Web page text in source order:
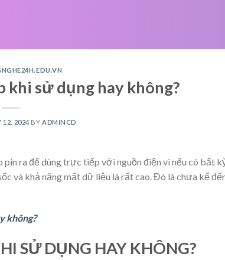
khi sử dụng hay không?
12, 2024 BY ADMINCD
ra để dùng trực tiếp với nguồn điện vì nếu có bất
và khả năng mất dữ liệu là rất cao. Đó là chưa kể
không?
SỬ DỤNG HAY KHÔNG?